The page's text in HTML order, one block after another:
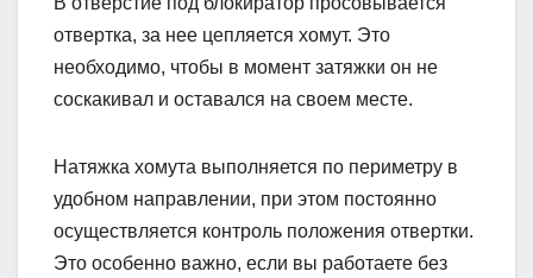
отвертка, за нее цепляется хомут. Это
необходимо, чтобы в момент затяжки он не
соскакивал и оставался на своем месте.
Натяжка хомута выполняется по периметру в
удобном направлении, при этом постоянно
осуществляется контроль положения отвертки.
Это особенно важно, если вы работаете без